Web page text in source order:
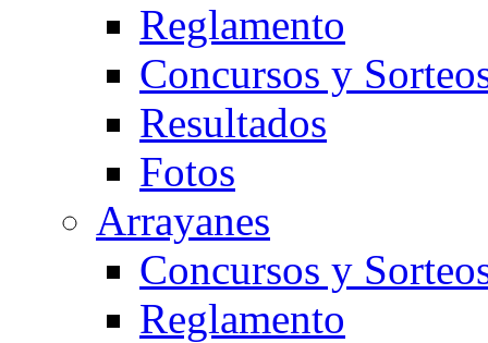
Reglamento
Concursos y
Resultados
Fotos
Arrayanes
Concursos y
Reglamento